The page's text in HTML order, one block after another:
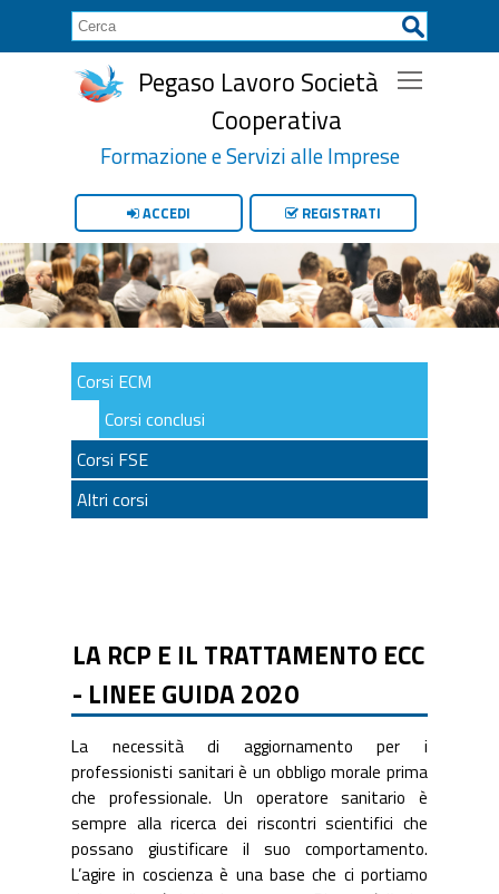
Pegaso Lavoro Società
Cooperativa
Formazione e Servizi alle Imprese
ACCEDI REGISTRATI
Corsi ECM
Corsi conclusi
Corsi FSE
Altri corsi
LA RCP E IL TRATTAMENTO ECC
- LINEE GUIDA 2020
La necessità di aggiornamento per i
professionisti sanitari è un obbligo morale prima
che professionale. Un operatore sanitario è
sempre alla ricerca dei riscontri scientifici che
possano giustificare il suo comportamento.
L’agire in coscienza è una base che ci portiamo